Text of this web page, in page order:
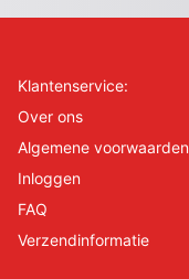
Klantenservice:
Over ons
Algemene voorwaarden
Inloggen
FAQ
Verzendinformatie